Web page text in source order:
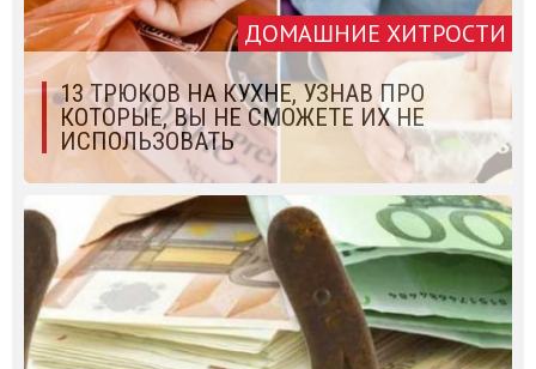
ДОМАШНИЕ ХИТРОСТИ
13 ТРЮКОВ НА КУХНЕ, УЗНАВ ПРО
КОТОРЫЕ, ВЫ НЕ СМОЖЕТЕ ИХ НЕ
ИСПОЛЬЗОВАТЬ